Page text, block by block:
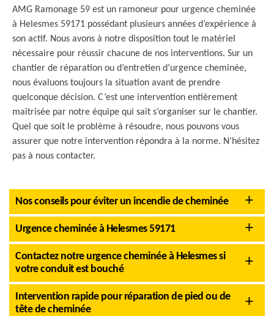
AMG Ramonage 59 est un ramoneur pour urgence cheminée
à Helesmes 59171 possédant plusieurs années d’expérience à
son actif. Nous avons à notre disposition tout le matériel
nécessaire pour réussir chacune de nos interventions. Sur un
chantier de réparation ou d’entretien d’urgence cheminée,
nous évaluons toujours la situation avant de prendre
quelconque décision. C’est une intervention entièrement
maîtrisée par notre équipe qui sait s’organiser sur le chantier.
Quel que soit le problème à résoudre, nous pouvons vous
assurer que notre intervention répondra à la norme. N’hésitez
pas à nous contacter.
Nos conseils pour éviter un incendie de cheminée
Urgence cheminée à Helesmes 59171
Contactez notre urgence cheminée à Helesmes si
votre conduit est bouché
Intervention rapide pour réparation de pied ou de
tête de cheminée